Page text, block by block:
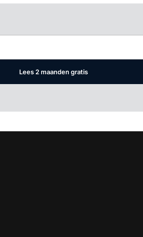
Lees 2 maanden gratis